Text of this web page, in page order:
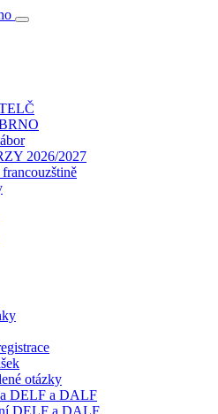
2026/2027
otázky
DELF a DALF
DELF a DALF